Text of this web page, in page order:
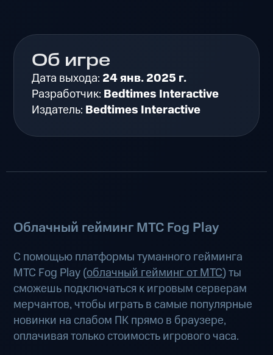
Об игре
Дата выхода: 24 янв. 2025 г.
Разработчик: Bedtimes Interactive
Издатель: Bedtimes Interactive
Облачный гейминг МТС Fog Play
С помощью платформы туманного гейминга
МТС Fog Play (облачный гейминг от МТС) ты
сможешь подключаться к игровым серверам
мерчантов, чтобы играть в самые популярные
новинки на слабом ПК прямо в браузере,
оплачивая только стоимость игрового часа.